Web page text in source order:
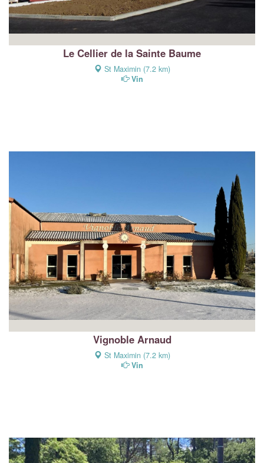
Le Cellier de la Sainte Baume
St Maximin (7.2 km)
Vin
Vignoble Arnaud
St Maximin (7.2 km)
Vin